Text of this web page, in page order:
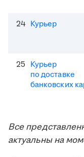
24 Курьер
25 Курьер
по доставке
банковских
Все
актуальны на